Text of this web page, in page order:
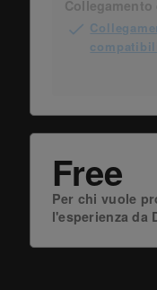
Free
Per chi vuole
l'esperienza da